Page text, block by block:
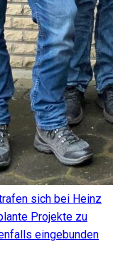
sich bei Heinz
Projekte zu
eingebunden